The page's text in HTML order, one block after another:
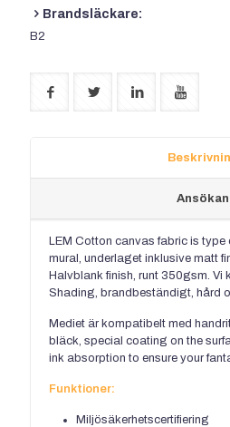
Brandsläckare:
B2
Ansökan
LEM Cotton canvas fabric is type
mural , underlaget inklusive matt
Halvblank finish, runt 350gsm. Vi
Shading, brandbeständigt, hård
Mediet är kompatibelt med
bläck, special coating on the
ink absorption to ensure your
Funktioner:
Miljösäkerhetscertifiering